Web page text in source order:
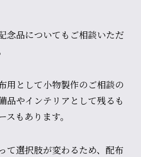
念品についてもご相談いただ
用として小物製作のご相談の
品やインテリアとして残るも
もあります。
て選択肢が変わるため、配布